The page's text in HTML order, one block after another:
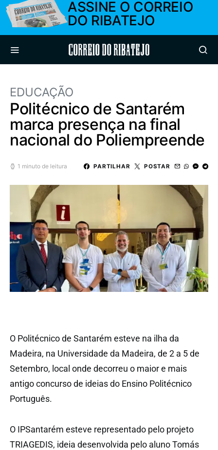
ASSINE O CORREIO
DO RIBATEJO
Correio do Ribatejo
EDUCAÇÃO
Politécnico de Santarém
marca presença na final
nacional do Poliempreende
1 minuto de leitura PARTILHAR POSTAR
O Politécnico de Santarém esteve na ilha da
Madeira, na Universidade da Madeira, de 2 a 5 de
Setembro, local onde decorreu o maior e mais
antigo concurso de ideias do Ensino Politécnico
Português.
O IPSantarém esteve representado pelo projeto
TRIAGEDIS, ideia desenvolvida pelo aluno Tomás